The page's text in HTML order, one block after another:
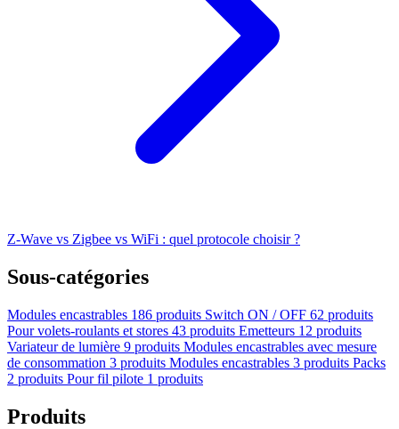
Z-Wave vs Zigbee vs WiFi : quel protocole choisir ?
Sous-catégories
Modules encastrables 186 produits Switch ON / OFF 62 produits
Pour volets-roulants et stores 43 produits Emetteurs 12 produits
Variateur de lumière 9 produits Modules encastrables avec mesure
de consommation 3 produits Modules encastrables 3 produits Packs
2 produits Pour fil pilote 1 produits
Produits